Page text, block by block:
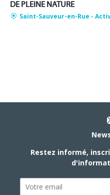
DE PLEINE NATURE
Saint-Sauveur-en-Rue -
Restez informé,